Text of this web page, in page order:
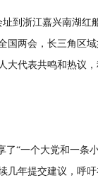
浙江嘉兴南湖红
国两会，长三角区
代表共鸣和热议，
“一个大党和一条
几年提交建议，呼